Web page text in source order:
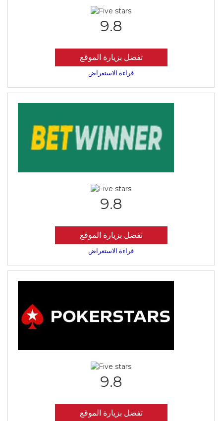
9.8
تفضل بزيارة الموقع
قراءة الاستعراض
9.8
تفضل بزيارة الموقع
قراءة الاستعراض
9.8
تفضل بزيارة الموقع